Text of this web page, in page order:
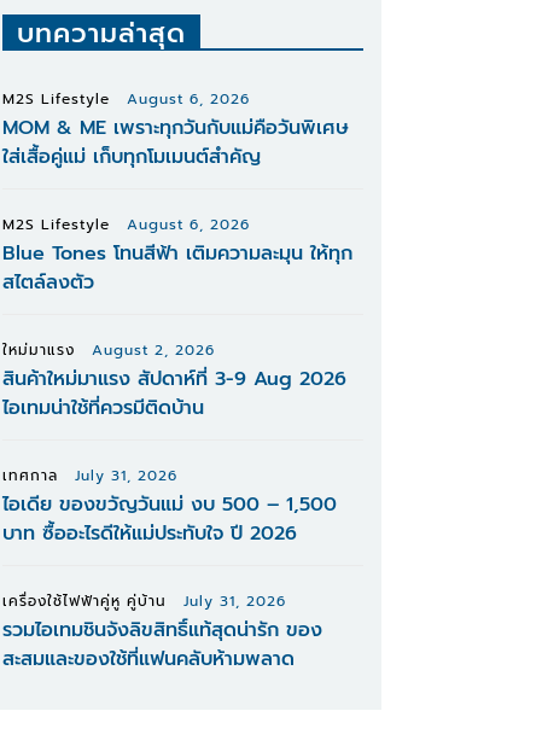
บทความล่าสุด
M2S Lifestyle August 6, 2026
MOM & ME เพราะทุกวันกับแม่คือวันพิเศษ
ใส่เสื้อคู่แม่ เก็บทุกโมเมนต์สำคัญ
M2S Lifestyle August 6, 2026
Blue Tones โทนสีฟ้า เติมความละมุน ให้ทุก
สไตล์ลงตัว
ใหม่มาแรง August 2, 2026
สินค้าใหม่มาแรง สัปดาห์ที่ 3-9 Aug 2026
ไอเทมน่าใช้ที่ควรมีติดบ้าน
เทศกาล July 31, 2026
ไอเดีย ของขวัญวันแม่ งบ 500 – 1,500
บาท ซื้ออะไรดีให้แม่ประทับใจ ปี 2026
เครื่องใช้ไฟฟ้าคู่หู คู่บ้าน July 31, 2026
รวมไอเทมชินจังลิขสิทธิ์แท้สุดน่ารัก ของ
สะสมและของใช้ที่แฟนคลับห้ามพลาด